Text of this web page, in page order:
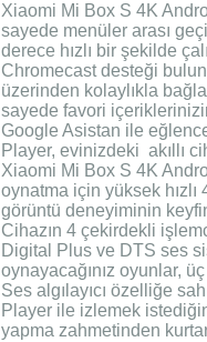
Xiaomi Mi Box S 4K
sayede menüler arası
derece hızlı bir şekilde
Chromecast desteği
üzerinden kolaylıkla
sayede favori
Google Asistan ile
Player, evinizdeki akıllı
Xiaomi Mi Box S 4K
oynatma için yüksek
görüntü deneyiminin
Cihazın 4 çekirdekli
Digital Plus ve DTS ses
oynayacağınız oyunlar,
Ses algılayıcı özelliğe
Player ile izlemek
yapma zahmetinden